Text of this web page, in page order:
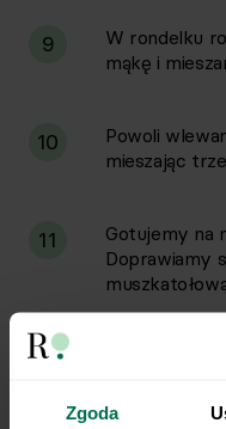
Zgoda
9
W rondelku
mąkę i
10
Powoli
mieszając
11
Gotujemy na
Doprawiamy
12